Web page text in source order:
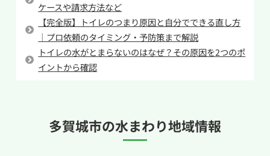
トイレでの節水を考えている方は、節水トイレと
呼ばれる洗浄水量が少なくても汚物を流すことが
できるように設計されたトイレへのリフォームを
行うなど別の手段を考えるようにしてください。
ケースや請求方法など
【完全版】トイレのつまり原因と自分でできる直し方
｜プロ依頼のタイミング・予防策まで解説
トイレの水がとまらないのはなぜ？その原因を2つのポ
イントから確認
多賀城市の水まわり地域情報